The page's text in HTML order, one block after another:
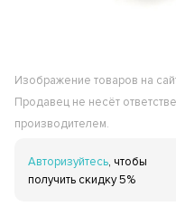
Изображение товаров на
Продавец не несёт
производителем.
Авторизуйтесь, чтобы
получить скидку 5%